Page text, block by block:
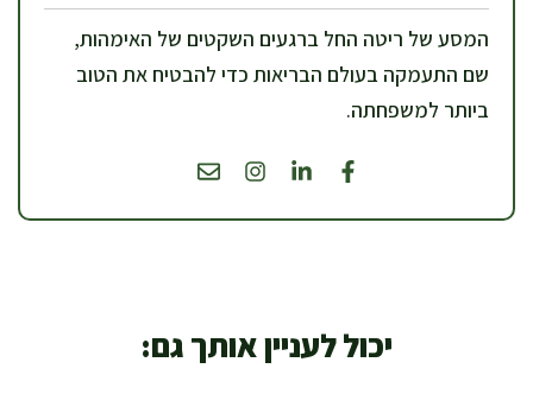
המסע של ריטה החל ברגעים השקטים של האימהות,
שם התעמקה בעולם הבריאות כדי להבטיח את הטוב
ביותר למשפחתה.
יכול לעניין אותך גם: